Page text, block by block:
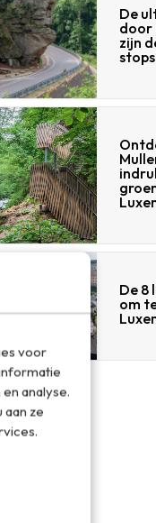
voor
analyse.
ze
De
door
zijn
stops
De 8
om